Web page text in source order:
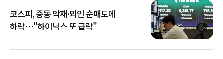
코스피, 중동 악재·외인 순매도에
하락…"하이닉스 또 급락"